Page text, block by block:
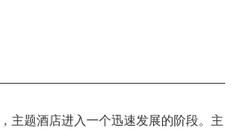
主题酒店进入一个迅速发展的阶段。主